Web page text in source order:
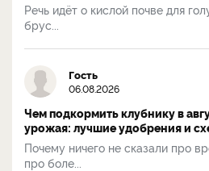
Речь идёт о кислой почве для
брус...
Гость
06.08.2026
Чем подкормить клубнику в
урожая: лучшие удобрения и
Почему ничего не сказали про
про боле...